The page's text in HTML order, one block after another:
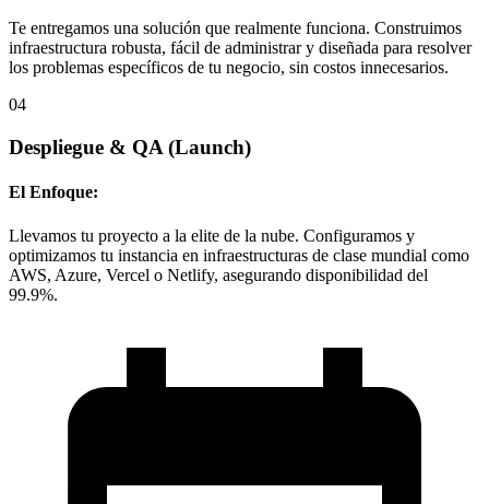
Te entregamos una solución que realmente funciona. Construimos
infraestructura robusta, fácil de administrar y diseñada para resolver
los problemas específicos de tu negocio, sin costos innecesarios.
04
Despliegue & QA (Launch)
El Enfoque:
Llevamos tu proyecto a la elite de la nube. Configuramos y
optimizamos tu instancia en infraestructuras de clase mundial como
AWS, Azure, Vercel o Netlify, asegurando disponibilidad del
99.9%.